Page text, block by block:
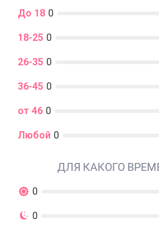
До 18 0
18-25 0
26-35 0
36-45 0
от 46 0
Любой 0
ДЛЯ КАКОГО
0
0